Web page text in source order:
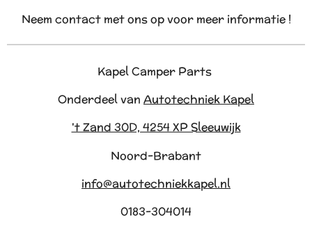
Neem contact met ons op voor meer informatie !
Kapel Camper Parts
Onderdeel van Autotechniek Kapel
't Zand 30D, 4254 XP Sleeuwijk
Noord-Brabant
info@autotechniekkapel.nl
0183-304014